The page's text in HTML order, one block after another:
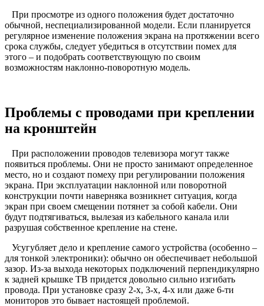
При просмотре из одного положения будет достаточно
обычной, неспециализированной модели. Если планируется
регулярное изменение положения экрана на протяжении всего
срока службы, следует убедиться в отсутствии помех для
этого – и подобрать соответствующую по своим
возможностям наклонно-поворотную модель.
Проблемы с проводами при креплении
на кронштейн
При расположении проводов телевизора могут также
появиться проблемы. Они не просто занимают определенное
место, но и создают помеху при регулировании положения
экрана. При эксплуатации наклонной или поворотной
конструкции почти наверняка возникнет ситуация, когда
экран при своем смещении потянет за собой кабели. Они
будут подтягиваться, вылезая из кабельного канала или
разрушая собственное крепление на стене.
Усугубляет дело и крепление самого устройства (особенно –
для тонкой электроники): обычно он обеспечивает небольшой
зазор. Из-за выхода некоторых подключений перпендикулярно
к задней крышке ТВ придется довольно сильно изгибать
провода. При установке сразу 2-х, 3-х, 4-х или даже 6-ти
мониторов это бывает настоящей проблемой.